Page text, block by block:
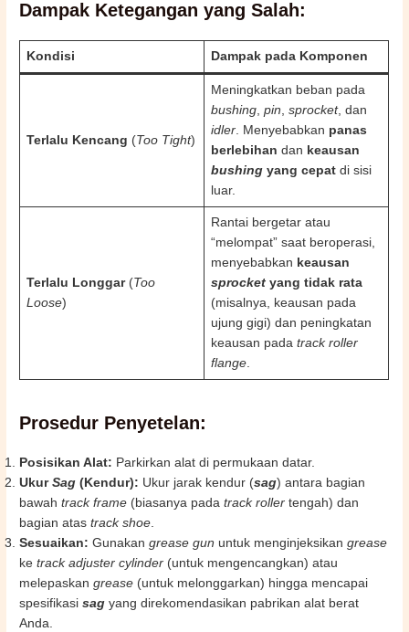
Dampak Ketegangan yang Salah:
Kondisi Dampak pada Komponen
Terlalu Kencang (Too Tight)
Meningkatkan beban pada
bushing, pin, sprocket, dan
idler. Menyebabkan panas
berlebihan dan keausan
bushingyang cepatdi sisi
luar.
Terlalu Longgar(Too
Loose)
Rantai bergetar atau
“melompat” saat beroperasi,
menyebabkan keausan
sprocketyang tidak rata
(misalnya, keausan pada
ujung gigi) dan peningkatan
keausan pada track roller
flange.
Prosedur Penyetelan:
Posisikan Alat: Parkirkan alat di permukaan datar.
UkurSag (Kendur): Ukur jarak kendur (sag) antara bagian
bawahtrack frame (biasanya padatrack roller tengah) dan
bagian atastrack shoe.
Sesuaikan: Gunakangrease gun untuk menginjeksikangrease
ketrack adjuster cylinder (untuk mengencangkan) atau
melepaskangrease (untuk melonggarkan) hingga mencapai
spesifikasisag yang direkomendasikan pabrikan alat berat
Anda.